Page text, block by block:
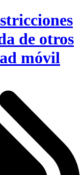
de otros
móvil